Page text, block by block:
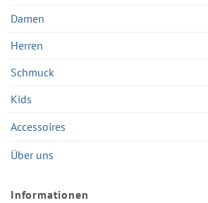
Damen
Herren
Schmuck
Kids
Accessoires
Über uns
Informationen